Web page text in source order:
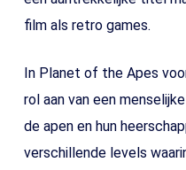
film als retro games.
In Planet of the Apes
rol aan van een
de apen en hun
verschillende levels